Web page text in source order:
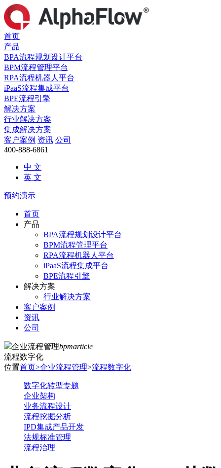
首页
产品
BPA流程规划设计平台
BPM流程管理平台
RPA流程机器人平台
iPaaS流程集成平台
BPE流程引擎
解决方案
行业解决方案
集成解决方案
客户案例 资讯 公司
400-888-6861
中 文
英 文
预约演示
首页
产品
BPA流程规划设计平台
BPM流程管理平台
RPA流程机器人平台
iPaaS流程集成平台
BPE流程引擎
解决方案
行业解决方案
客户案例
资讯
公司
企业流程管理bpmarticle
流程数字化
位置首页>企业流程管理>流程数字化
数字化转型专题
企业架构
业务流程设计
流程挖掘分析
IPD集成产品开发
法规标准管理
流程治理